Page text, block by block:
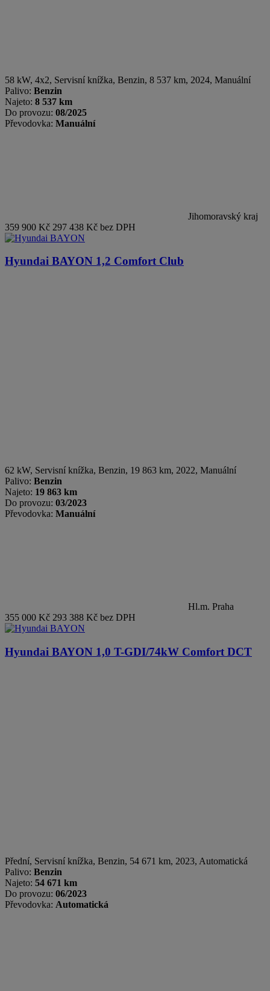
58 kW, 4x2, Servisní knížka, Benzin, 8 537 km, 2024, Manuální
Palivo: Benzin
Najeto: 8 537 km
Do provozu: 08/2025
Převodovka: Manuální
Jihomoravský kraj
359 900 Kč 297 438 Kč bez DPH
Hyundai BAYON 1,2 Comfort Club
62 kW, Servisní knížka, Benzin, 19 863 km, 2022, Manuální
Palivo: Benzin
Najeto: 19 863 km
Do provozu: 03/2023
Převodovka: Manuální
Hl.m. Praha
355 000 Kč 293 388 Kč bez DPH
Hyundai BAYON 1,0 T-GDI/74kW Comfort DCT
Přední, Servisní knížka, Benzin, 54 671 km, 2023, Automatická
Palivo: Benzin
Najeto: 54 671 km
Do provozu: 06/2023
Převodovka: Automatická